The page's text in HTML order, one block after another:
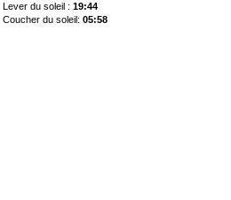
Lever du soleil :19:44
Coucher du soleil:05:58